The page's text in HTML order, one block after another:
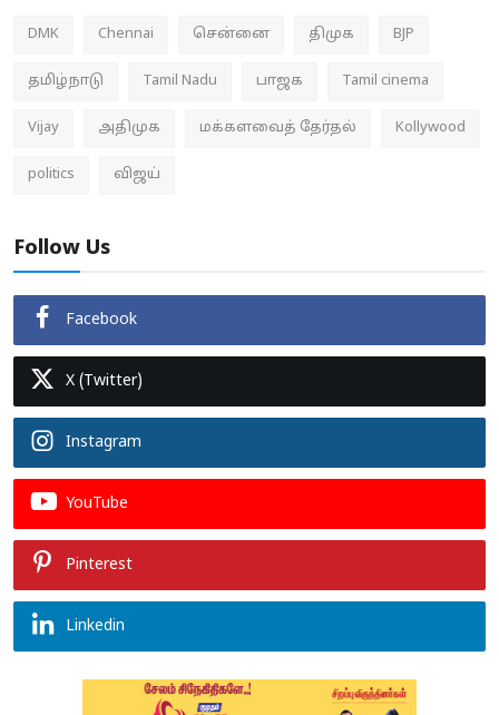
DMK Chennai சென்னை திமுக BJP
தமிழ்நாடு Tamil Nadu பாஜக Tamil cinema
Vijay அதிமுக மக்களவைத் தேர்தல் Kollywood
politics விஜய்
Follow Us
Facebook
X (Twitter)
Instagram
YouTube
Pinterest
Linkedin